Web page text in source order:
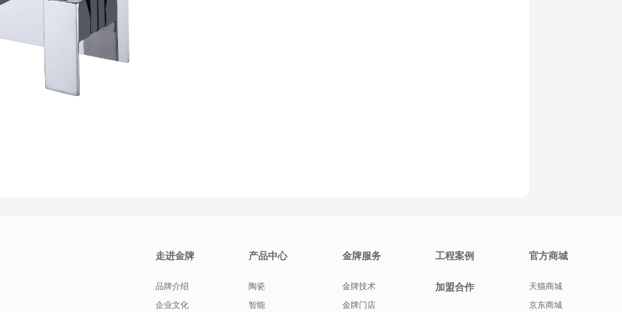
走进金牌
品牌介绍
企业文化
产品中心
陶瓷
智能
金牌服务
金牌技术
金牌门店
工程案例
加盟合作
官方商城
天猫商城
京东商城